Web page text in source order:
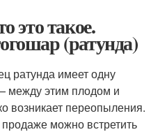
это такое.
(ратунда)
ратунда имеет одну
между этим плодом и
возникает переопыления.
можно встретить